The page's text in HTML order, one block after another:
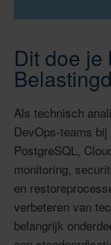
Dit doe je
Als technisch
DevOps-teams
PostgreSQL,
monitoring,
en
verbeteren van
belangrijk